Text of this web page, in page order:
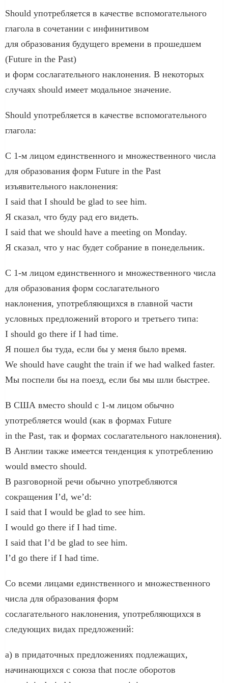
Should употребляется в качестве вспомогательного
глагола в сочетании с инфинитивом
для образования будущего времени в прошедшем
(Future in the Past)
и форм сослагательного наклонения. В некоторых
случаях should имеет модальное значение.
Should употребляется в качестве вспомогательного
глагола:
С 1-м лицом единственного и множественного числа
для образования форм Future in the Past
изъявительного наклонения:
I said that I should be glad to see him.
Я сказал, что буду рад его видеть.
I said that we should have a meeting on Monday.
Я сказал, что у нас будет собрание в понедельник.
С 1-м лицом единственного и множественного числа
для образования форм сослагательного
наклонения, употребляющихся в главной части
условных предложений второго и третьего типа:
I should go there if I had time.
Я пошел бы туда, если бы у меня было время.
We should have caught the train if we had walked faster.
Мы поспели бы на поезд, если бы мы шли быстрее.
В США вместо should с 1-м лицом обычно
употребляется would (как в формах Future
in the Past, так и формах сослагательного наклонения).
В Англии также имеется тенденция к употреблению
would вместо should.
В разговорной речи обычно употребляются
сокращения I’d, we’d:
I said that I would be glad to see him.
I would go there if I had time.
I said that I’d be glad to see him.
I’d go there if I had time.
Co всеми лицами единственного и множественного
числа для образования форм
сослагательного наклонения, употребляющихся в
следующих видах предложений:
а) в придаточных предложениях подлежащих,
начинающихся с союза that после оборотов